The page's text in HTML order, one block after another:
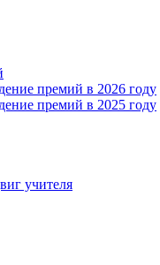
премий в 2026 году
премий в 2025 году
учителя